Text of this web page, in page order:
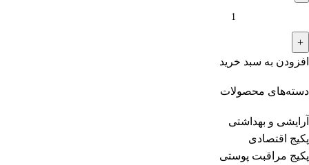
دسته‌های محصولات
آرایشی و بهداشتی
پکیج اقتصادی
پکیج مراقبت پوستی
افزودن به سبد خرید